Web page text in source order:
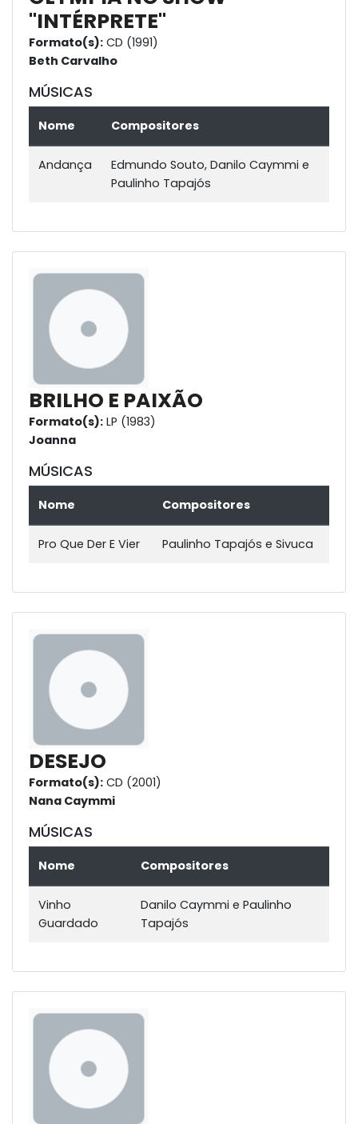
"INTÉRPRETE"
Formato(s): CD (1991)
Beth Carvalho
MÚSICAS
Nome Compositores
Andança
Edmundo Souto, Danilo Caymmi e
Paulinho Tapajós
BRILHO E PAIXÃO
Formato(s): LP (1983)
Joanna
MÚSICAS
Nome Compositores
Pro Que Der E Vier Paulinho Tapajós e Sivuca
DESEJO
Formato(s): CD (2001)
Nana Caymmi
MÚSICAS
Nome Compositores
Vinho
Guardado
Danilo Caymmi e Paulinho
Tapajós